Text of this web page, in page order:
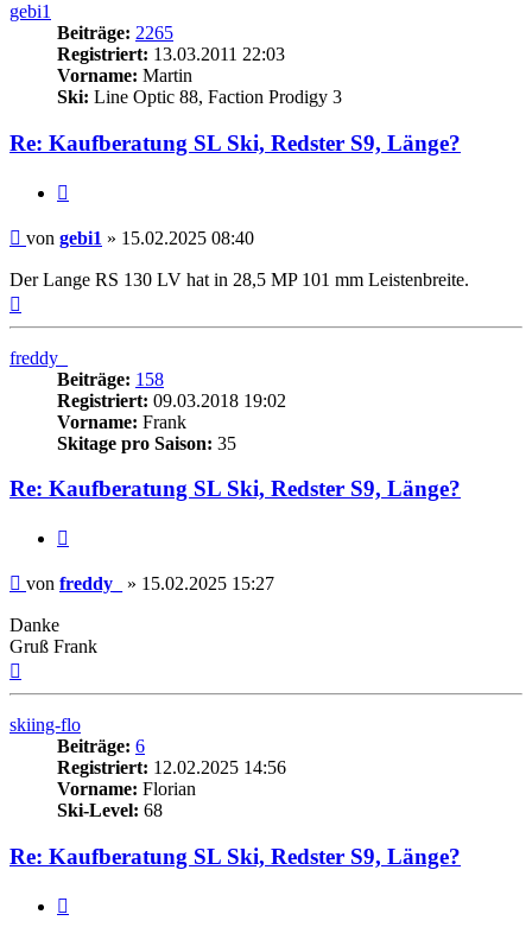
gebi1
Beiträge: 2265
Registriert: 13.03.2011 22:03
Vorname: Martin
Ski: Line Optic 88, Faction Prodigy 3
Re: Kaufberatung SL Ski, Redster S9, Länge?
Beitrag
von gebi1 » 15.02.2025 08:40
Der Lange RS 130 LV hat in 28,5 MP 101 mm Leistenbreite.
freddy_
Beiträge: 158
Registriert: 09.03.2018 19:02
Vorname: Frank
Skitage pro Saison: 35
Re: Kaufberatung SL Ski, Redster S9, Länge?
Beitrag
von freddy_ » 15.02.2025 15:27
Danke
Gruß Frank
skiing-flo
Beiträge: 6
Registriert: 12.02.2025 14:56
Vorname: Florian
Ski-Level: 68
Re: Kaufberatung SL Ski, Redster S9, Länge?